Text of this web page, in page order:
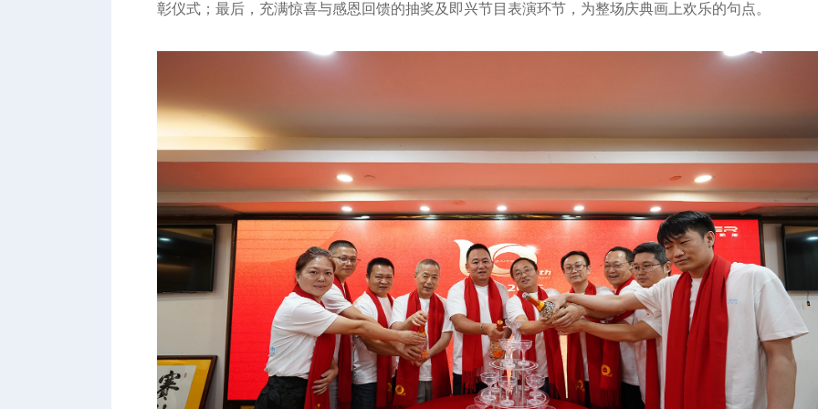
彰仪式；最后，充满惊喜与感恩回馈的抽奖及即兴节目表演环节，为整场庆典画上欢乐的句点。